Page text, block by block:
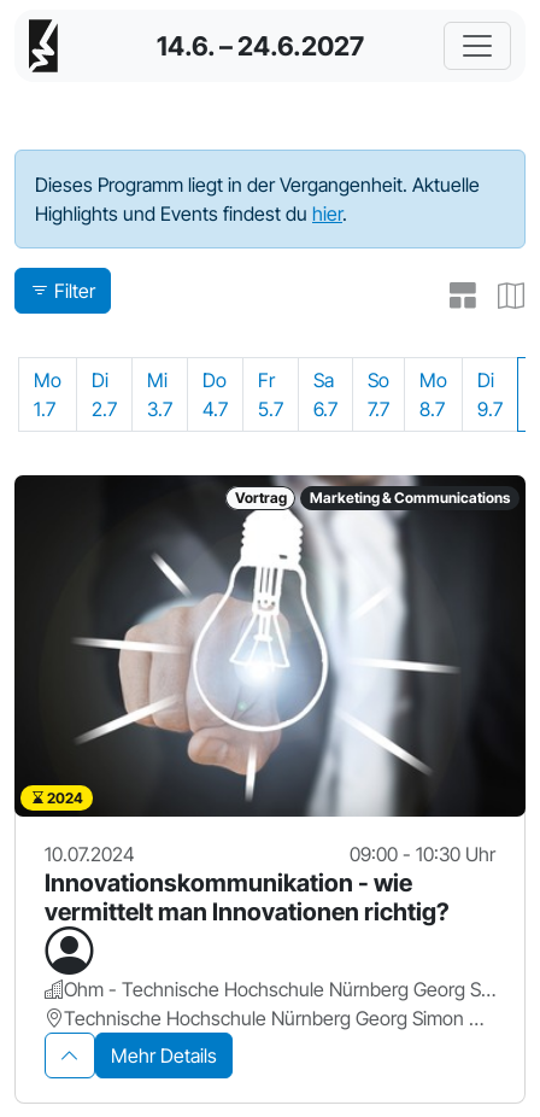
14.6. – 24.6.2027
Programm - 2024
Dieses Programm liegt in der Vergangenheit. Aktuelle
Highlights und Events findest du hier.
Filter
Mo
1.7
Di
2.7
Mi
3.7
Do
4.7
Fr
5.7
Sa
6.7
So
7.7
Mo
8.7
Di
9.7
Vortrag Marketing & Communications
2024
10.07.2024 09:00 - 10:30 Uhr
Innovationskommunikation - wie
vermittelt man Innovationen richtig?
Ohm - Technische Hochschule Nürnberg Georg Simon Ohm
Technische Hochschule Nürnberg Georg Simon Ohm
Mehr Details